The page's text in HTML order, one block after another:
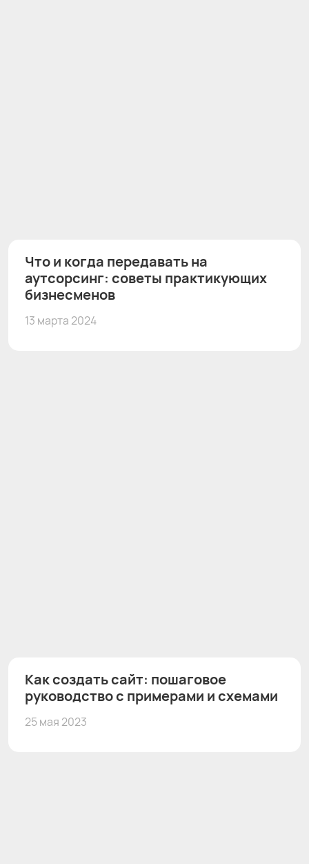
Что и когда передавать на
аутсорсинг: советы практикующих
бизнесменов
13 марта 2024
Как создать сайт: пошаговое
руководство с примерами и схемами
25 мая 2023